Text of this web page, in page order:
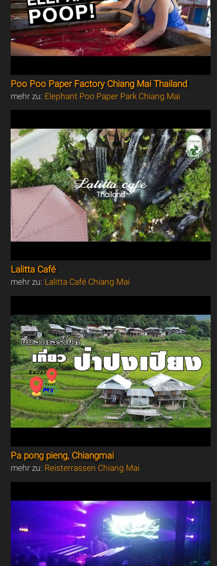
Poo Poo Paper Factory Chiang Mai Thailand
mehr zu: Elephant Poo Paper Park Chiang Mai
Lalitta Café
mehr zu: Lalitta Café Chiang Mai
Pa pong pieng, Chiangmai
mehr zu: Reisterrassen Chiang Mai